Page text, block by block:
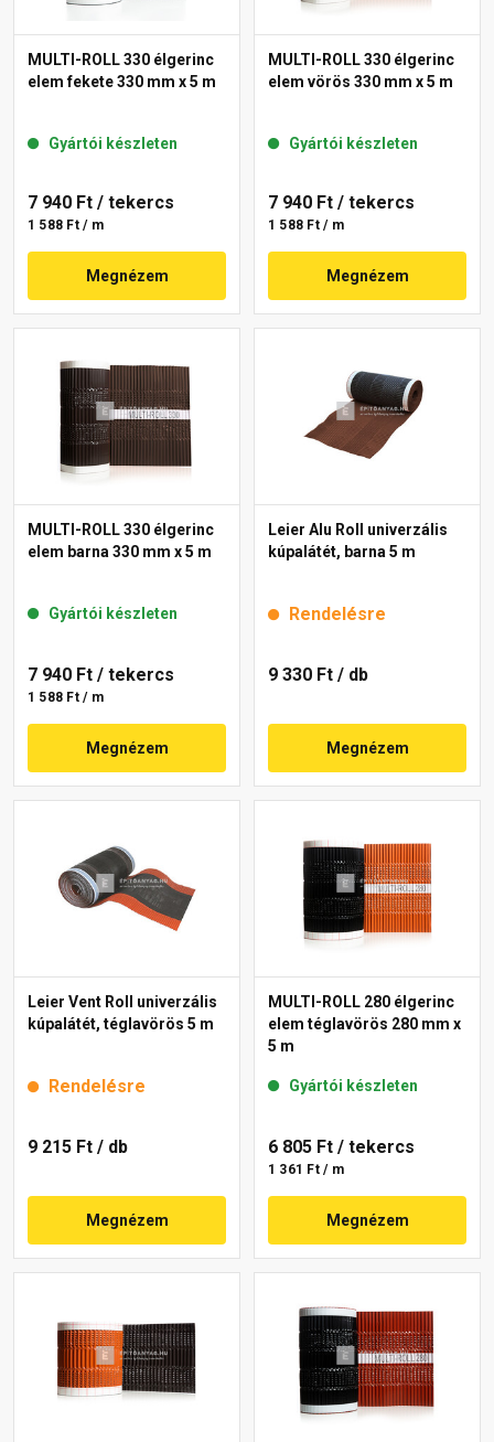
MULTI-ROLL 330 élgerinc
elem fekete 330 mm x 5 m
Gyártói készleten
7 940 Ft / tekercs
1 588 Ft / m
Megnézem
MULTI-ROLL 330 élgerinc
elem vörös 330 mm x 5 m
Gyártói készleten
7 940 Ft / tekercs
1 588 Ft / m
Megnézem
MULTI-ROLL 330 élgerinc
elem barna 330 mm x 5 m
Gyártói készleten
7 940 Ft / tekercs
1 588 Ft / m
Megnézem
Leier Alu Roll univerzális
kúpalátét, barna 5 m
Rendelésre
9 330 Ft / db
Megnézem
Leier Vent Roll univerzális
kúpalátét, téglavörös 5 m
Rendelésre
9 215 Ft / db
Megnézem
MULTI-ROLL 280 élgerinc
elem téglavörös 280 mm x
5 m
Gyártói készleten
6 805 Ft / tekercs
1 361 Ft / m
Megnézem